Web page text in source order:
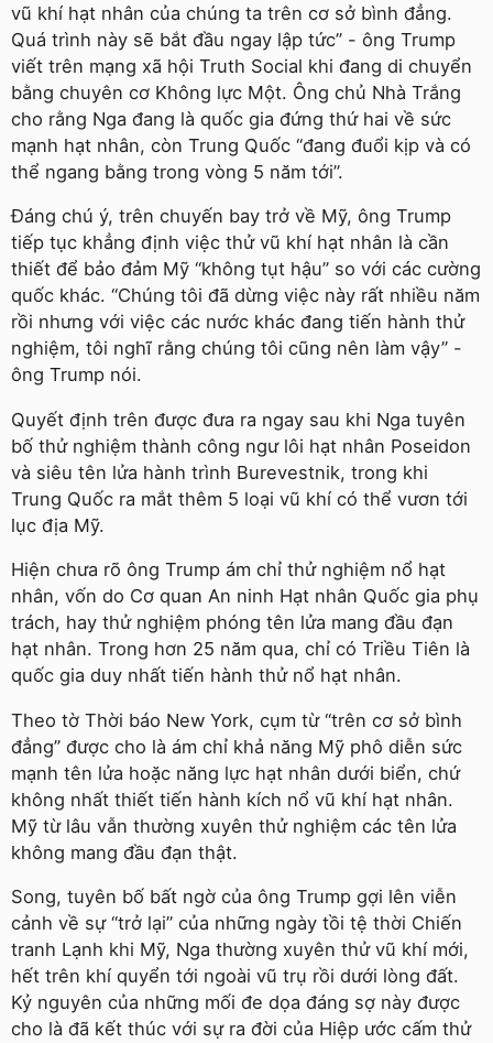
vũ khí hạt nhân của chúng ta trên cơ sở bình đẳng.
Quá trình này sẽ bắt đầu ngay lập tức” - ông Trump
viết trên mạng xã hội Truth Social khi đang di chuyển
bằng chuyên cơ Không lực Một. Ông chủ Nhà Trắng
cho rằng Nga đang là quốc gia đứng thứ hai về sức
mạnh hạt nhân, còn Trung Quốc “đang đuổi kịp và có
thể ngang bằng trong vòng 5 năm tới”.
Đáng chú ý, trên chuyến bay trở về Mỹ, ông Trump
tiếp tục khẳng định việc thử vũ khí hạt nhân là cần
thiết để bảo đảm Mỹ “không tụt hậu” so với các cường
quốc khác. “Chúng tôi đã dừng việc này rất nhiều năm
rồi nhưng với việc các nước khác đang tiến hành thử
nghiệm, tôi nghĩ rằng chúng tôi cũng nên làm vậy” -
ông Trump nói.
Quyết định trên được đưa ra ngay sau khi Nga tuyên
bố thử nghiệm thành công ngư lôi hạt nhân Poseidon
và siêu tên lửa hành trình Burevestnik, trong khi
Trung Quốc ra mắt thêm 5 loại vũ khí có thể vươn tới
lục địa Mỹ.
Hiện chưa rõ ông Trump ám chỉ thử nghiệm nổ hạt
nhân, vốn do Cơ quan An ninh Hạt nhân Quốc gia phụ
trách, hay thử nghiệm phóng tên lửa mang đầu đạn
hạt nhân. Trong hơn 25 năm qua, chỉ có Triều Tiên là
quốc gia duy nhất tiến hành thử nổ hạt nhân.
Theo tờ Thời báo New York, cụm từ “trên cơ sở bình
đẳng” được cho là ám chỉ khả năng Mỹ phô diễn sức
mạnh tên lửa hoặc năng lực hạt nhân dưới biển, chứ
không nhất thiết tiến hành kích nổ vũ khí hạt nhân.
Mỹ từ lâu vẫn thường xuyên thử nghiệm các tên lửa
không mang đầu đạn thật.
Song, tuyên bố bất ngờ của ông Trump gợi lên viễn
cảnh về sự “trở lại” của những ngày tồi tệ thời Chiến
tranh Lạnh khi Mỹ, Nga thường xuyên thử vũ khí mới,
hết trên khí quyển tới ngoài vũ trụ rồi dưới lòng đất.
Kỷ nguyên của những mối đe dọa đáng sợ này được
cho là đã kết thúc với sự ra đời của Hiệp ước cấm thử